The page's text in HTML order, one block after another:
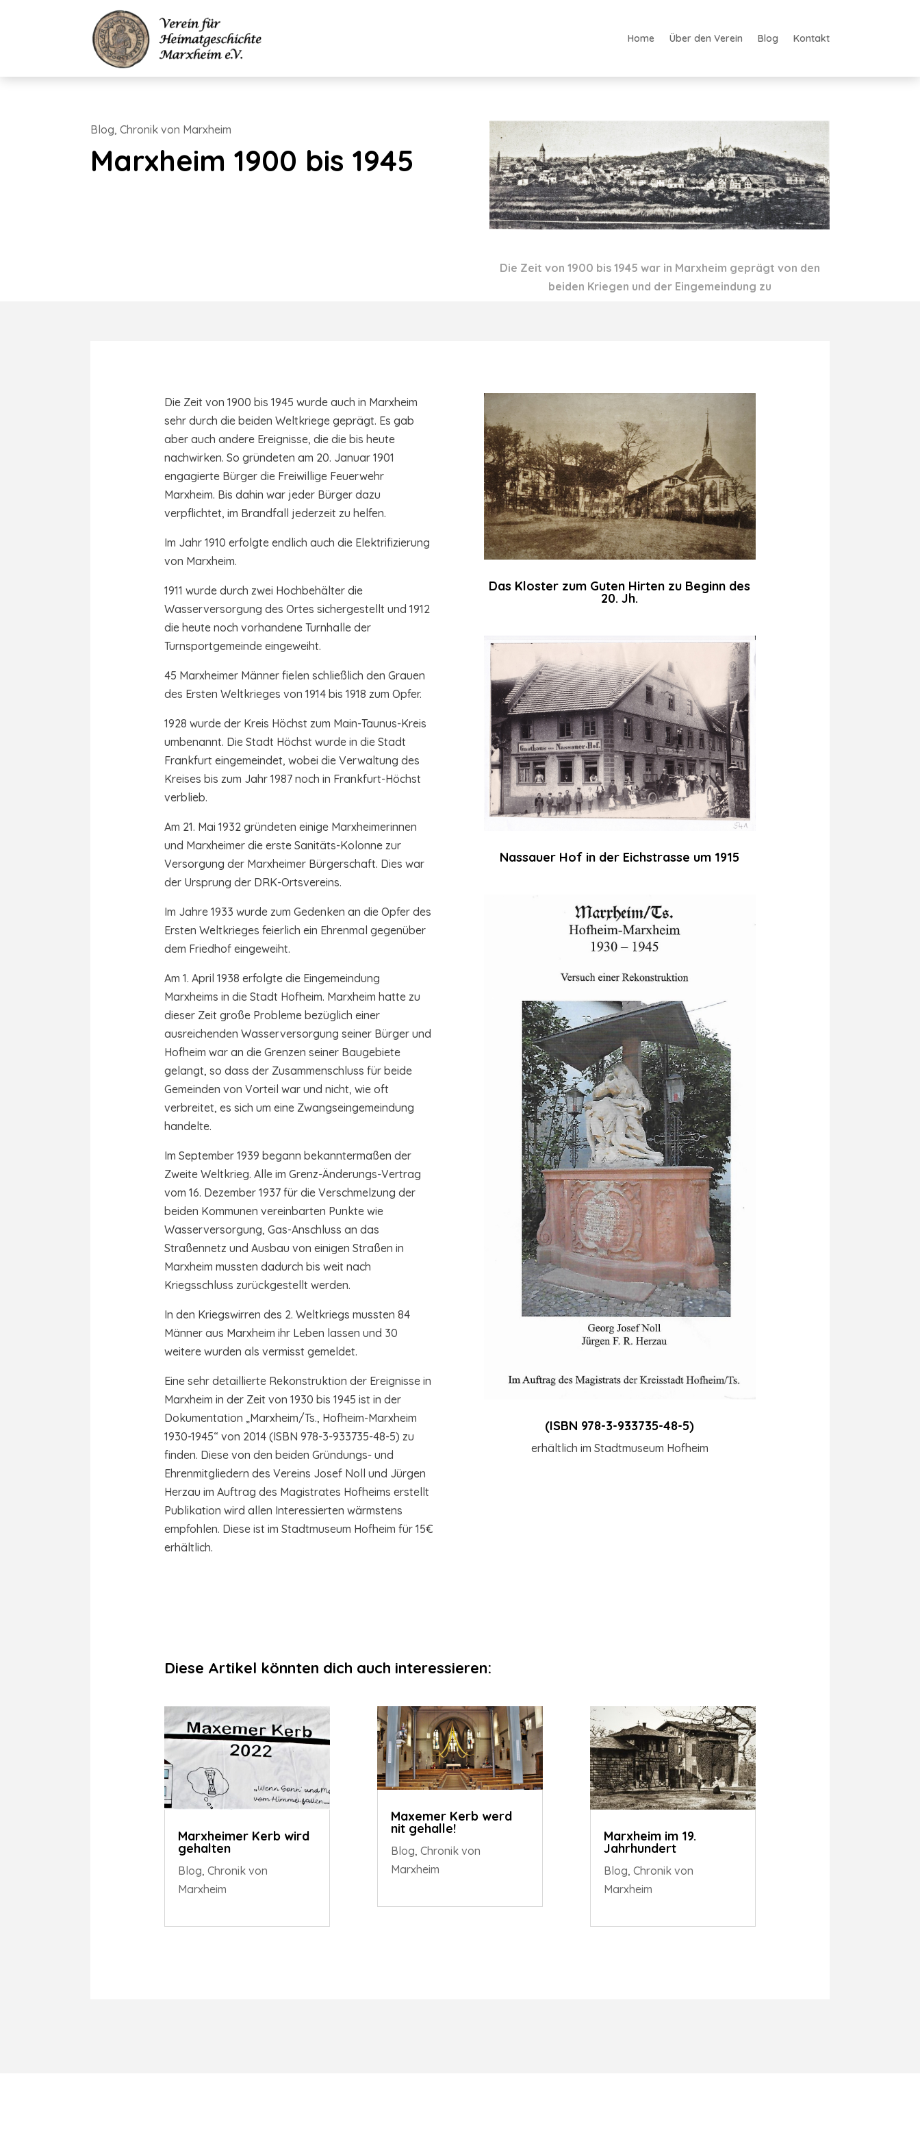
Home Über den Verein Blog Kontakt
Blog, Chronik von Marxheim
Marxheim 1900 bis 1945
Die Zeit von 1900 bis 1945 war in Marxheim geprägt von den
beiden Kriegen und der Eingemeindung zu
Die Zeit von 1900 bis 1945 wurde auch in Marxheim
sehr durch die beiden Weltkriege geprägt. Es gab
aber auch andere Ereignisse, die die bis heute
nachwirken. So gründeten am 20. Januar 1901
engagierte Bürger die Freiwillige Feuerwehr
Marxheim. Bis dahin war jeder Bürger dazu
verpflichtet, im Brandfall jederzeit zu helfen.
Im Jahr 1910 erfolgte endlich auch die Elektrifizierung
von Marxheim.
1911 wurde durch zwei Hochbehälter die
Wasserversorgung des Ortes sichergestellt und 1912
die heute noch vorhandene Turnhalle der
Turnsportgemeinde eingeweiht.
45 Marxheimer Männer fielen schließlich den Grauen
des Ersten Weltkrieges von 1914 bis 1918 zum Opfer.
1928 wurde der Kreis Höchst zum Main-Taunus-Kreis
umbenannt. Die Stadt Höchst wurde in die Stadt
Frankfurt eingemeindet, wobei die Verwaltung des
Kreises bis zum Jahr 1987 noch in Frankfurt-Höchst
verblieb.
Am 21. Mai 1932 gründeten einige Marxheimerinnen
und Marxheimer die erste Sanitäts-Kolonne zur
Versorgung der Marxheimer Bürgerschaft. Dies war
der Ursprung der DRK-Ortsvereins.
Im Jahre 1933 wurde zum Gedenken an die Opfer des
Ersten Weltkrieges feierlich ein Ehrenmal gegenüber
dem Friedhof eingeweiht.
Am 1. April 1938 erfolgte die Eingemeindung
Marxheims in die Stadt Hofheim. Marxheim hatte zu
dieser Zeit große Probleme bezüglich einer
ausreichenden Wasserversorgung seiner Bürger und
Hofheim war an die Grenzen seiner Baugebiete
gelangt, so dass der Zusammenschluss für beide
Gemeinden von Vorteil war und nicht, wie oft
verbreitet, es sich um eine Zwangseingemeindung
handelte.
Im September 1939 begann bekanntermaßen der
Zweite Weltkrieg. Alle im Grenz-Änderungs-Vertrag
vom 16. Dezember 1937 für die Verschmelzung der
beiden Kommunen vereinbarten Punkte wie
Wasserversorgung, Gas-Anschluss an das
Straßennetz und Ausbau von einigen Straßen in
Marxheim mussten dadurch bis weit nach
Kriegsschluss zurückgestellt werden.
In den Kriegswirren des 2. Weltkriegs mussten 84
Männer aus Marxheim ihr Leben lassen und 30
weitere wurden als vermisst gemeldet.
Eine sehr detaillierte Rekonstruktion der Ereignisse in
Marxheim in der Zeit von 1930 bis 1945 ist in der
Dokumentation „Marxheim/Ts., Hofheim-Marxheim
1930-1945“ von 2014 (ISBN 978-3-933735-48-5) zu
finden. Diese von den beiden Gründungs- und
Ehrenmitgliedern des Vereins Josef Noll und Jürgen
Herzau im Auftrag des Magistrates Hofheims erstellt
Publikation wird allen Interessierten wärmstens
empfohlen. Diese ist im Stadtmuseum Hofheim für 15€
erhältlich.
Das Kloster zum Guten Hirten zu Beginn des
20. Jh.
Nassauer Hof in der Eichstrasse um 1915
(ISBN 978-3-933735-48-5)
erhältlich im Stadtmuseum Hofheim
Diese Artikel könnten dich auch interessieren:
Marxheimer Kerb wird
gehalten
Blog, Chronik von
Marxheim
Maxemer Kerb werd
nit gehalle!
Blog,Chronik von
Marxheim
Marxheim im 19.
Jahrhundert
Blog,Chronik von
Marxheim